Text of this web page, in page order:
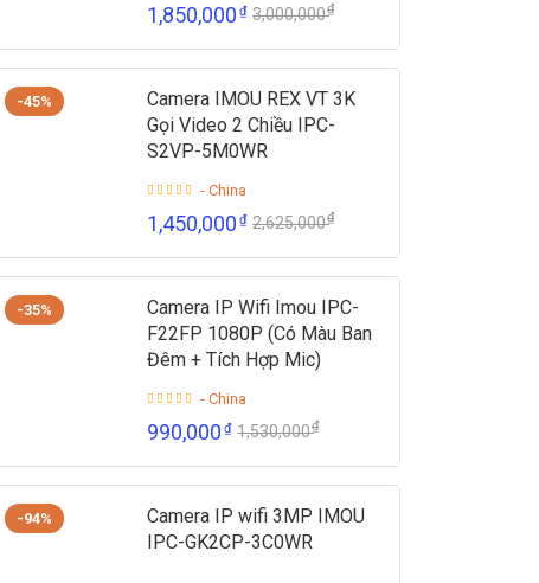
1,850,000₫ 3,000,000₫
-45%
Camera IMOU REX VT 3K
Gọi Video 2 Chiều IPC-
S2VP-5M0WR
- China
1,450,000₫ 2,625,000₫
-35%
Camera IP Wifi Imou IPC-
F22FP 1080P (Có Màu Ban
Đêm + Tích Hợp Mic)
- China
990,000₫ 1,530,000₫
-94%
Camera IP wifi 3MP IMOU
IPC-GK2CP-3C0WR